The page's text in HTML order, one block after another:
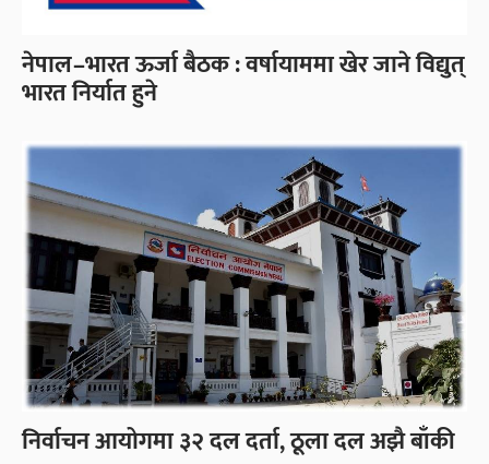
नेपाल–भारत ऊर्जा बैठक : वर्षायाममा खेर जाने विद्युत्
भारत निर्यात हुने
निर्वाचन आयोगमा ३२ दल दर्ता, ठूला दल अझै बाँकी